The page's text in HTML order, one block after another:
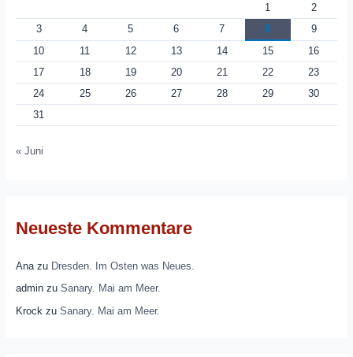
1
2
3
4 5 6 7 8
9
10
11 12 13 14 15
16
17
18 19 20 21 22
23
24
25 26 27 28 29
30
31
« Juni
Neueste Kommentare
Anazu Dresden. Im Osten was Neues.
adminzu Sanary. Mai am Meer.
Krock zu Sanary. Mai am Meer.